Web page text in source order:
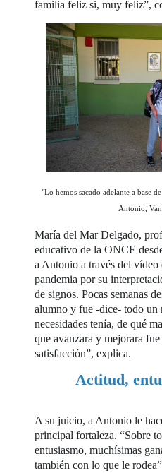
familia feliz si, muy feliz”,
"Lo hemos sacado adelante a base
Antonio,
María del Mar Delgado,
educativo de la ONCE
a Antonio a través del
pandemia por su
de signos. Pocas semanas
alumno y fue -dice- todo un
necesidades tenía, de qué
que avanzara y mejorara
satisfacción”, explica.
Actitud,
A su juicio, a Antonio le
principal fortaleza. “Sobre
entusiasmo, muchísimas
también con lo que le